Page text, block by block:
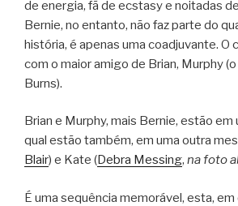
de energia, fã de ecstasy e noitadas
Bernie, no entanto, não faz parte do
história, é apenas uma coadjuvante. O
com o maior amigo de Brian, Murphy
Burns).
Brian e Murphy, mais Bernie, estão
qual estão também, em uma outra
Blair) e Kate (Debra Messing, na foto
É uma sequência memorável, esta,